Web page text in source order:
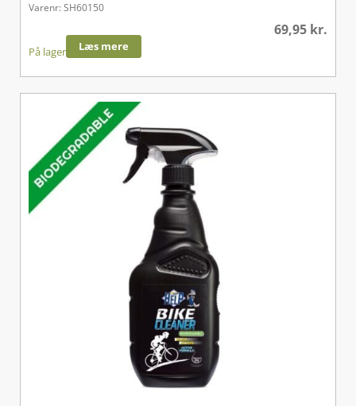
Varenr: SH60150
69,95 kr.
På lager Læs mere